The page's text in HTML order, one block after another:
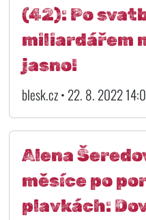
(42): Po
miliardářem
jasno!
blesk.cz • 22. 8. 2022
Alena
měsíce po
plavkách: